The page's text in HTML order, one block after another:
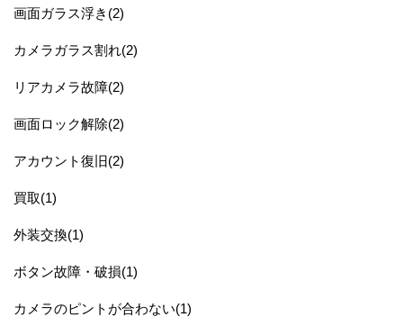
画面ガラス浮き(2)
カメラガラス割れ(2)
リアカメラ故障(2)
画面ロック解除(2)
アカウント復旧(2)
買取(1)
外装交換(1)
ボタン故障・破損(1)
カメラのピントが合わない(1)